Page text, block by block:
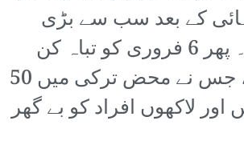
دہائی کے بعد سب سے بڑی
ہڑتالیں تھیں۔ پھر 6 فروری کو تباہ کن
زلزلہ بھی آیا، جس نے محض ترکی میں 50
اور لاکھوں افراد کو بے گھر